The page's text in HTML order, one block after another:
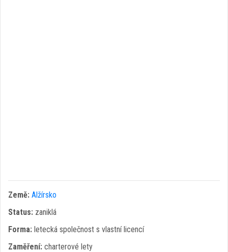
Země: Alžírsko
Status: zaniklá
Forma: letecká společnost s vlastní licencí
Zaměření: charterové lety